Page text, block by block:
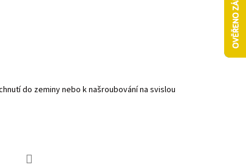
do zeminy nebo k našroubování na svislou